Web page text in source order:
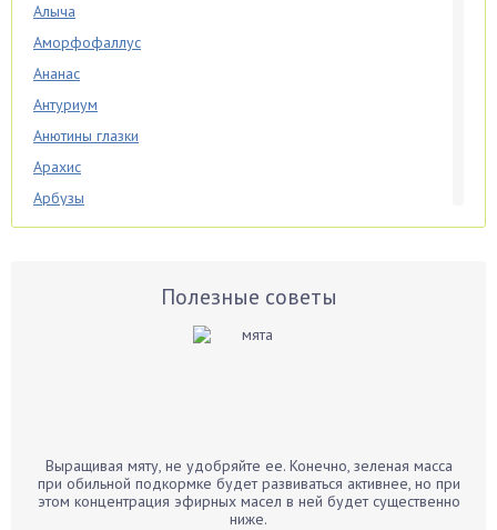
Алыча
Аморфофаллус
Ананас
Антуриум
Анютины глазки
Арахис
Арбузы
Аспарагус
Бархатцы
Бегония
Полезные советы
Выращивая мяту, не удобряйте ее. Конечно, зеленая масса
при обильной подкормке будет развиваться активнее, но при
этом концентрация эфирных масел в ней будет существенно
ниже.